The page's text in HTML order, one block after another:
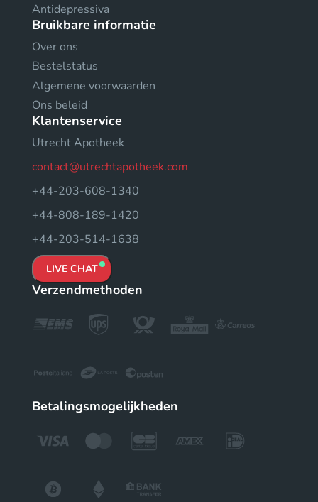
Antidepressiva
Bruikbare informatie
Over ons
Bestelstatus
Algemene voorwaarden
Ons beleid
Klantenservice
Utrecht Apotheek
contact@utrechtapotheek.com
+44-203-608-1340
+44-808-189-1420
+44-203-514-1638
LIVE CHAT
Verzendmethoden
Betalingsmogelijkheden